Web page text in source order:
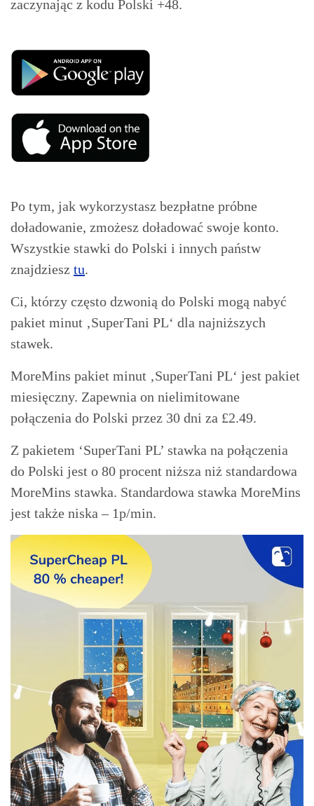
zaczynając z kodu Polski +48.
Po tym, jak wykorzystasz bezpłatne próbne
doładowanie, zmożesz doładować swoje konto.
Wszystkie stawki do Polski i innych państw
znajdziesz tu.
Ci, którzy często dzwonią do Polski mogą nabyć
pakiet minut ‚SuperTani PL‘ dla najniższych
stawek.
MoreMins pakiet minut ‚SuperTani PL‘ jest pakiet
miesięczny. Zapewnia on nielimitowane
połączenia do Polski przez 30 dni za £2.49.
Z pakietem ‘SuperTani PL’ stawka na połączenia
do Polski jest o 80 procent niższa niż standardowa
MoreMins stawka. Standardowa stawka MoreMins
jest także niska – 1p/min.